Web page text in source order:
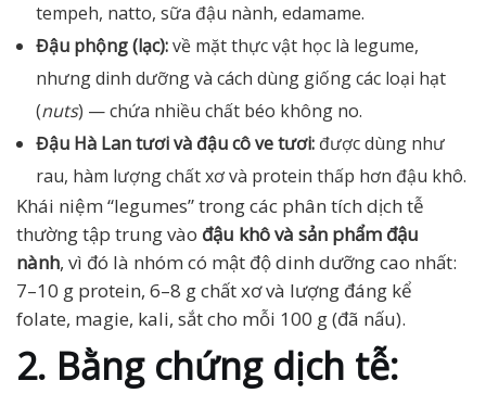
tempeh, natto, sữa đậu nành, edamame.
Đậu phộng (lạc):về mặt thực vật học là legume,
nhưng dinh dưỡng và cách dùng giống các loại hạt
(nuts) — chứa nhiều chất béo không no.
Đậu Hà Lan tươi và đậu cô ve tươi: được dùng như
rau, hàm lượng chất xơ và protein thấp hơn đậu khô.
Khái niệm “legumes” trong các phân tích dịch tễ
thường tập trung vào đậu khô và sản phẩm đậu
nành, vì đó là nhóm có mật độ dinh dưỡng cao nhất:
7–10 g protein, 6–8 g chất xơ và lượng đáng kể
folate, magie, kali, sắt cho mỗi 100 g (đã nấu).
2. Bằng chứng dịch tễ: